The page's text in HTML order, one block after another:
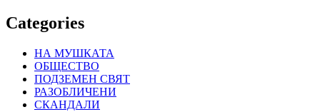
Categories
НА МУШКАТА
ОБЩЕСТВО
ПОДЗЕМЕН СВЯТ
РАЗОБЛИЧЕНИ
СКАНДАЛИ